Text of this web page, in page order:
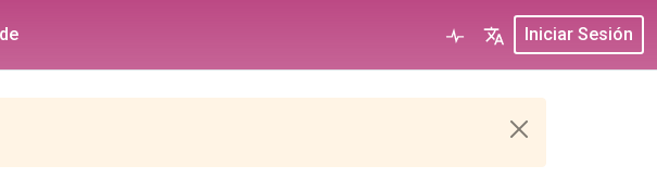
Iniciar Sesión